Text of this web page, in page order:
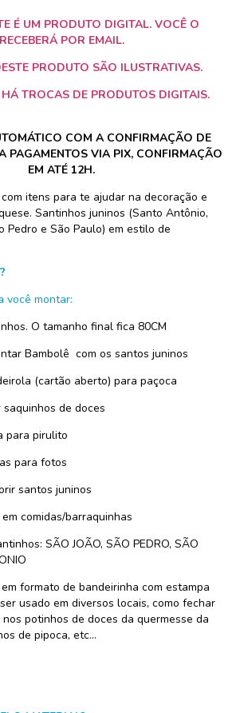
É UM PRODUTO DIGITAL. VOCÊ O
RECEBERÁ POR EMAIL.
PRODUTO SÃO ILUSTRATIVAS.
TROCAS DE PRODUTOS DIGITAIS.
COM A CONFIRMAÇÃO DE
PAGAMENTOS VIA PIX, CONFIRMAÇÃO
EM ATÉ 12H.
itens para te ajudar na decoração e
Santinhos juninos (Santo Antônio,
Pedro e São Paulo) em estilo de
você montar:
O tamanho final fica 80CM
Bambolê com os santos juninos
(cartão aberto) para paçoca
de doces
para pirulito
para fotos
santos juninos
comidas/barraquinhas
SÃO JOÃO, SÃO PEDRO, SÃO
formato de bandeirinha com estampa
usado em diversos locais, como fechar
potinhos de doces da quermesse da
de pipoca, etc...